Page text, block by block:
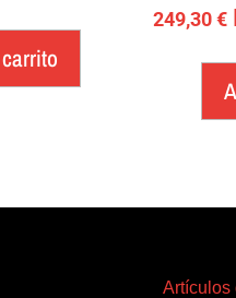
249,30€
Artículos